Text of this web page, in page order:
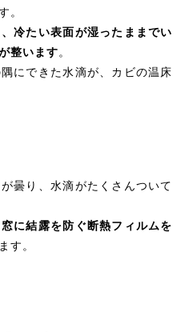
。
冷たい表面が湿ったままでい
整います。
にできた水滴が、カビの温床
曇り、水滴がたくさんついて
に結露を防ぐ断熱フィルムを
す。